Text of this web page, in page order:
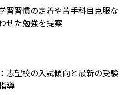
習習慣の定着や苦手科目克服な
せた勉強を提案
志望校の入試傾向と最新の受験
導